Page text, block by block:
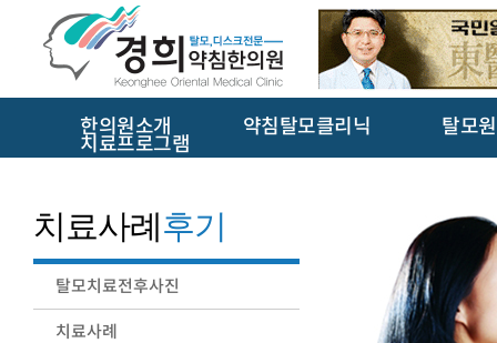
한의원소개 약침탈모클리닉 탈모
치료프로그램
치료사례후기
탈모치료전후사진
치료사례